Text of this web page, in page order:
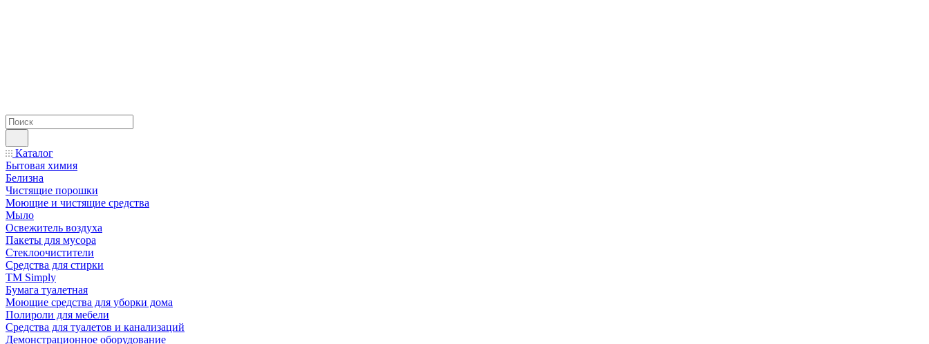
Каталог
Бытовая химия
Белизна
Чистящие порошки
Моющие и чистящие средства
Мыло
Освежитель воздуха
Пакеты для мусора
Стеклоочистители
Средства для стирки
TM Simply
Бумага туалетная
Моющие средства для уборки дома
Полироли для мебели
Средства для туалетов и канализаций
Демонстрационное оборудование